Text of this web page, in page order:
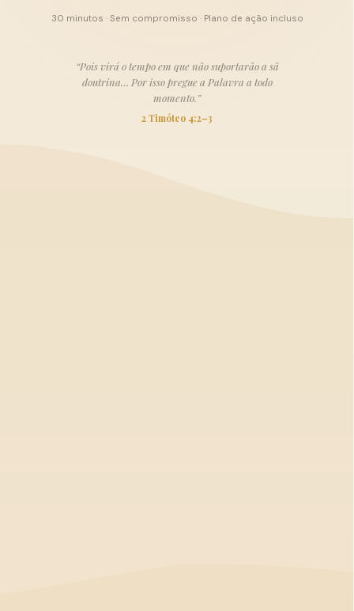
30 minutos · Sem compromisso · Plano de ação incluso
“Pois virá o tempo em que não suportarão a sã
doutrina… Por isso pregue a Palavra a todo
momento.”
2 Timóteo 4:2–3